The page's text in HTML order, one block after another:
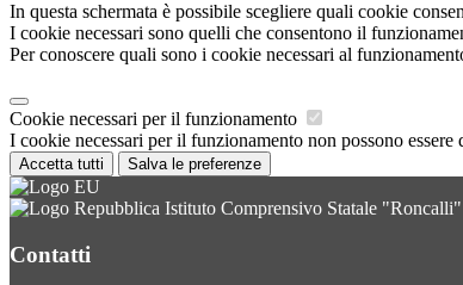
In questa schermata è possibile scegliere quali cookie
I cookie necessari sono quelli che consentono il
Per conoscere quali sono i cookie necessari al
Cookie necessari per il funzionamento
I cookie necessari per il funzionamento non possono
Accetta tutti Salva le preferenze
Istituto Comprensivo Statale "Roncalli"
Contatti